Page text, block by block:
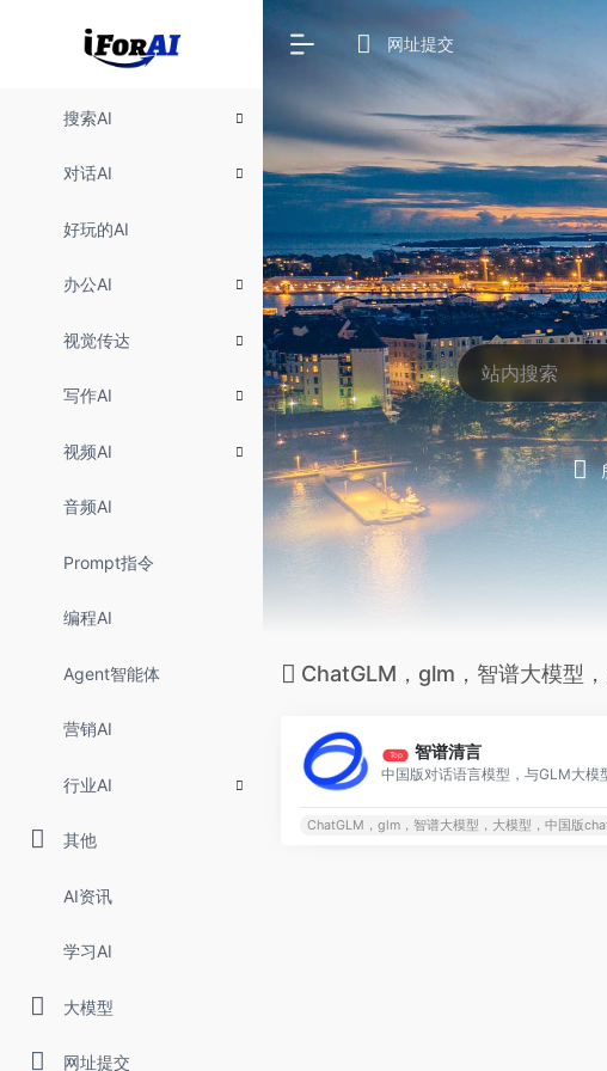
搜索AI
对话AI
好玩的AI
办公AI
视觉传达
写作AI
视频AI
音频AI
Prompt指令
编程AI
Agent智能体
营销AI
行业AI
其他
AI资讯
学习AI
大模型
网址提交
网址提交
ChatGLM，glm，智谱大模型
Top 智谱清言
ChatGLM，glm，智谱大模型，大模型，中国版